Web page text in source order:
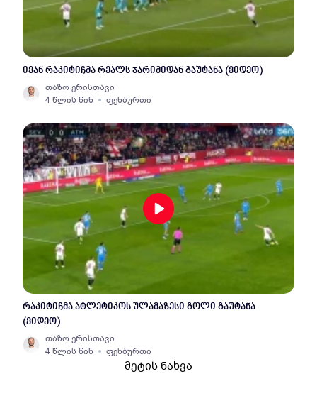
ივან რაკიტიჩმა რეალს ჯარიმიდან გაუტანა (ვიდეო)
თაზო ერისთავი
4 წლის წინ
ფეხბურთი
რაკიტიჩმა ატლეტიკოს ულამაზესი გოლი გაუტანა
(ვიდეო)
თაზო ერისთავი
4 წლის წინ
ფეხბურთი
მეტის ნახვა